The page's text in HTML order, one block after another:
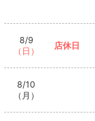
8/9
（日）
店休日
8/10
（月）